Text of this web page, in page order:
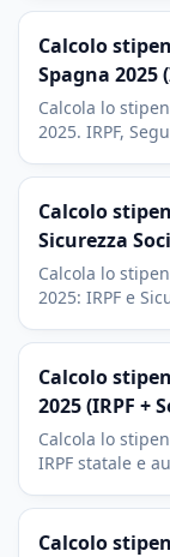
pendolare di
Calcolo
Spagna 2025
Calcola lo
2025. IRPF,
Canaria.
Calcolo
Sicurezza
Calcola lo
2025: IRPF e
Calcolo
2025 (IRPF +
Calcola lo
IRPF statale e
Calcolo